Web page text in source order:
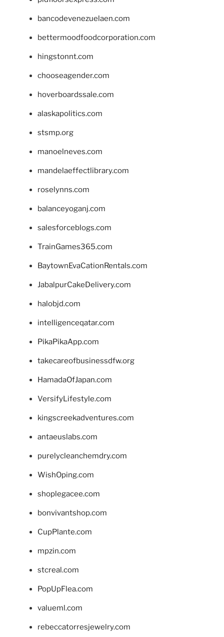
bancodevenezuelaen.com
bettermoodfoodcorporation.com
hingstonnt.com
chooseagender.com
hoverboardssale.com
alaskapolitics.com
stsmp.org
manoelneves.com
mandelaeffectlibrary.com
roselynns.com
balanceyoganj.com
salesforceblogs.com
TrainGames365.com
BaytownEvaCationRentals.com
JabalpurCakeDelivery.com
halobjd.com
intelligenceqatar.com
PikaPikaApp.com
takecareofbusinessdfw.org
HamadaOfJapan.com
VersifyLifestyle.com
kingscreekadventures.com
antaeuslabs.com
purelycleanchemdry.com
WishOping.com
shoplegacee.com
bonvivantshop.com
CupPlante.com
mpzin.com
stcreal.com
PopUpFlea.com
valueml.com
rebeccatorresjewelry.com